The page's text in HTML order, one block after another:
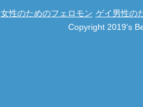
女性のためのフェロモン ゲイ男性の
Copyright 2019's